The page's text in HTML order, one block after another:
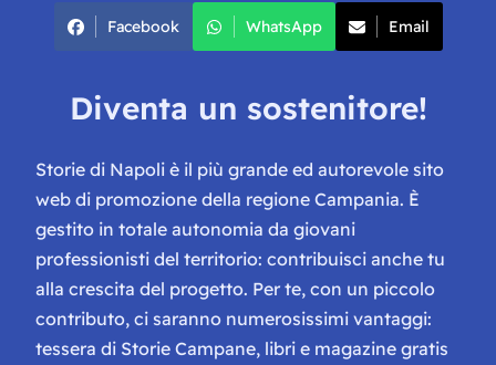
Facebook WhatsApp Email
Diventa un sostenitore!
Storie di Napoli è il più grande ed autorevole sito
web di promozione della regione Campania. È
gestito in totale autonomia da giovani
professionisti del territorio: contribuisci anche tu
alla crescita del progetto. Per te, con un piccolo
contributo, ci saranno numerosissimi vantaggi:
tessera di Storie Campane, libri e magazine gratis